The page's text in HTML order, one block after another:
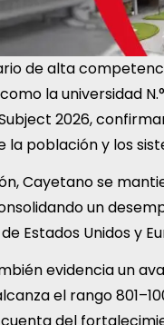
de alta
la universidad
2026,
la población y los
Cayetano se
un
Estados Unidos y
evidencia un
el rango
del